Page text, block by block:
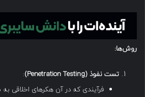
روش‌ها:
تست نفوذ (Penetration Testing)
:
فرآیندی که در آن هکرهای اخلاقی